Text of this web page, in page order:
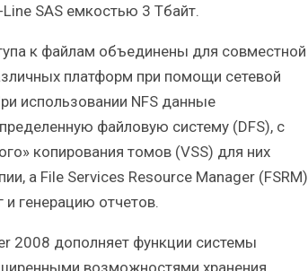
SAS емкостью 3 Тбайт.
к файлам объединены для совместной
платформ при помощи сетевой
использовании NFS данные
файловую систему (DFS), с
копирования томов (VSS) для них
а File Services Resource Manager (FSRM)
и генерацию отчетов.
2008 дополняет функции системы
возможностями хранения